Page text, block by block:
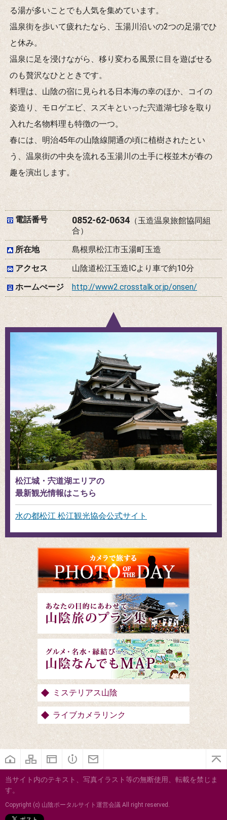
る湯が多いことでも人気を集めています。
温泉街を歩いて疲れたなら、玉湯川沿いの2つの足湯でひ
と休み。
温泉に足を浸けながら、移り変わる風景に目を遊ばせる
のも贅沢なひとときです。
料理は、山陰の宿に見られる日本海の幸のほか、コイの
姿造り、モロゲエビ、スズキといった宍道湖七珍を取り
入れた名物料理も特徴の一つ。
春には、明治45年の山陰線開通の頃に植樹されたとい
う、温泉街の中央を流れる玉湯川の土手に桜並木が春の
趣を演出します。
電話番号 0852-62-0634 （玉造温泉旅館協同組
合）
所在地
島根県松江市玉湯町玉造
アクセス
山陰道松江玉造ICより車で約10分
ホームぺージ
http://www2.crosstalk.or.jp/onsen/
松江城・宍道湖エリアの
最新観光情報はこちら
水の都松江 松江観光協会公式サイト
ミステリアス山陰
ライブカメラリンク
当サイト内のテキスト、写真イラスト等の無断使用、転載を禁じま
す。
Copyright (c) 山陰ポータルサイト運営会議 All right reserved.